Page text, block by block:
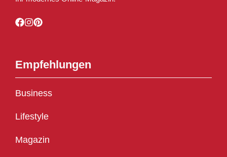
Empfehlungen
Business
Lifestyle
Magazin